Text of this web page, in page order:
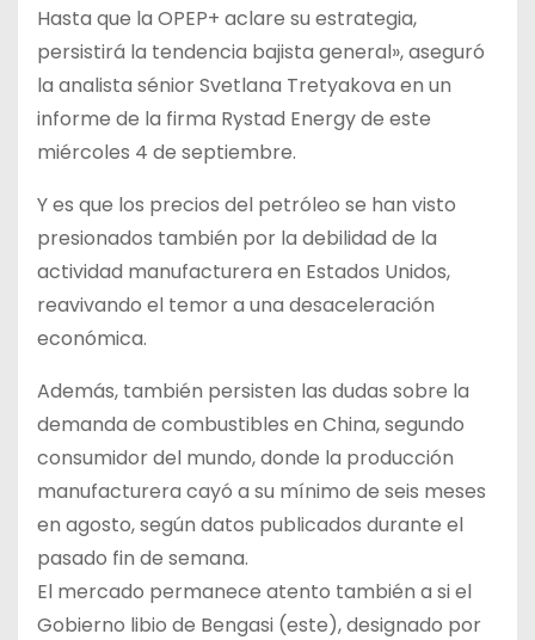
Hasta que la OPEP+ aclare su estrategia,
persistirá la tendencia bajista general», aseguró
la analista sénior Svetlana Tretyakova en un
informe de la firma Rystad Energy de este
miércoles 4 de septiembre.
Y es que los precios del petróleo se han visto
presionados también por la debilidad de la
actividad manufacturera en Estados Unidos,
reavivando el temor a una desaceleración
económica.
Además, también persisten las dudas sobre la
demanda de combustibles en China, segundo
consumidor del mundo, donde la producción
manufacturera cayó a su mínimo de seis meses
en agosto, según datos publicados durante el
pasado fin de semana.
El mercado permanece atento también a si el
Gobierno libio de Bengasi (este), designado por